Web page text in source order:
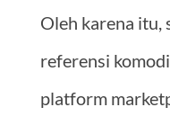
Oleh karena itu,
referensi
platform